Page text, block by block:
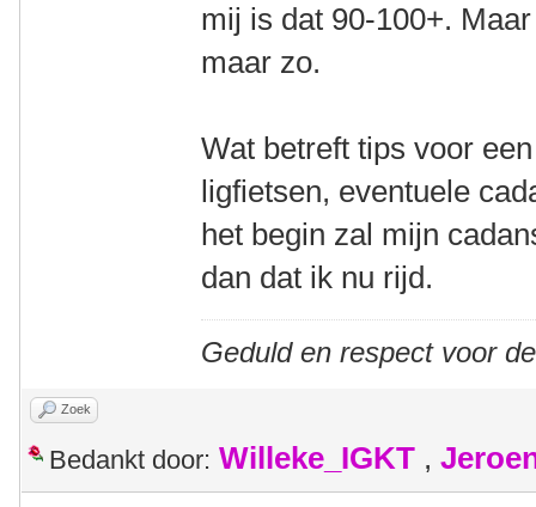
mij is dat 90-100+.
maar zo.
Wat betreft tips voor
ligfietsen, eventuele
het begin zal mijn
dan dat ik nu rijd.
Geduld en respect voor
Zoek
Bedankt door: Willeke_IGKT ,